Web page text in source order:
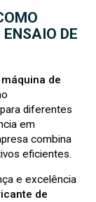
DE
de
diferentes
em
combina
eficientes.
e excelência
de